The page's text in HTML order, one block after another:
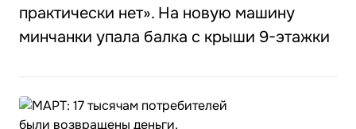
практически нет». На новую машину
минчанки упала балка с крыши 9-этажки